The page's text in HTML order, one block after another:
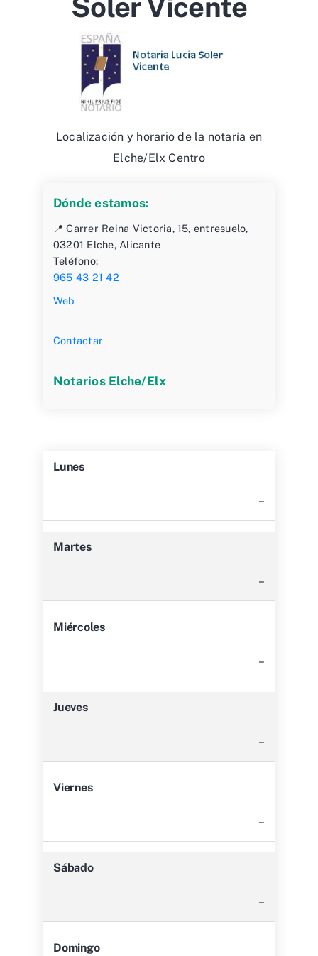
Soler Vicente
Localización y horario de la notaría en
Elche/Elx Centro
Dónde estamos:
📍 Carrer Reina Victoria, 15, entresuelo,
03201 Elche, Alicante
Teléfono:
965 43 21 42
Web
Contactar
Notarios Elche/Elx
Lunes
–
Martes
–
Miércoles
–
Jueves
–
Viernes
–
Sábado
–
Domingo